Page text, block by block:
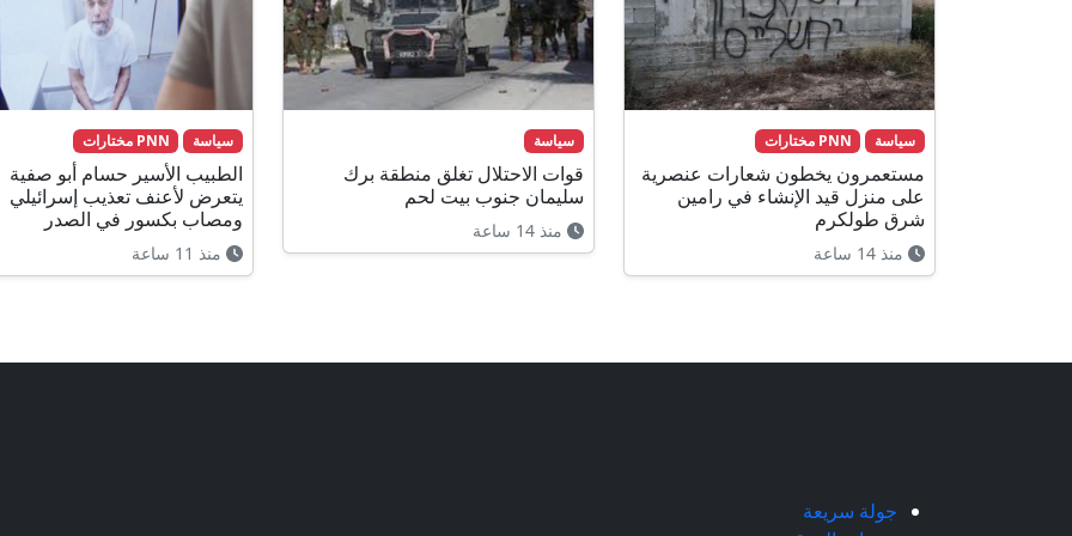
سياسة PNN مختارات
مستعمرون يخطون شعارات عنصرية
على منزل قيد الإنشاء في رامين
شرق طولكرم
منذ 14 ساعة
سياسة
قوات الاحتلال تغلق منطقة برك
سليمان جنوب بيت لحم
منذ 14 ساعة
سياسة PNN مختارات
الطبيب الأسير حسام أبو صفية
يتعرض لأعنف تعذيب إسرائيلي
ومصاب بكسور في الصدر
منذ 11 ساعة
جولة سريعة